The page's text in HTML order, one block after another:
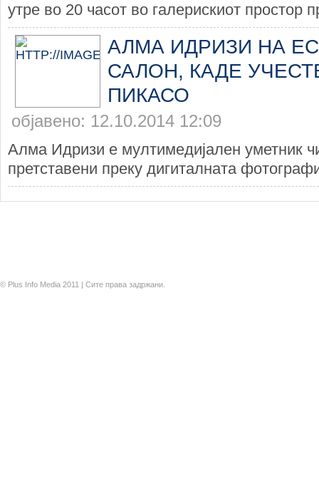
утре во 20 часот во галерискиот простор
АЛМА ИДРИЗИ НА
САЛОН, КАДЕ
ПИКАСО
објавено: 12.10.2014 12:09
Алма Идризи е мултимедијален уметник
претставени преку дигиталната
© Plus Info Media 2011 | Сите права задржани.